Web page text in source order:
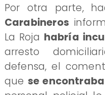
Por otra parte,
Carabineros
La Roja habría
arresto
defensa, el
que se